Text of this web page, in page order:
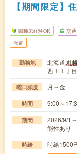
【期間限定】
職種未経験OK 交通
派遣
勤務地 北海道札
西１１丁
曜日頻度 月～金
時間 9:00～
期間
2026/9/1
能性あり
時給 時給1500